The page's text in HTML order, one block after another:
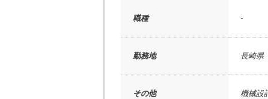
職種 -
勤務地 長崎県
その他 機械設